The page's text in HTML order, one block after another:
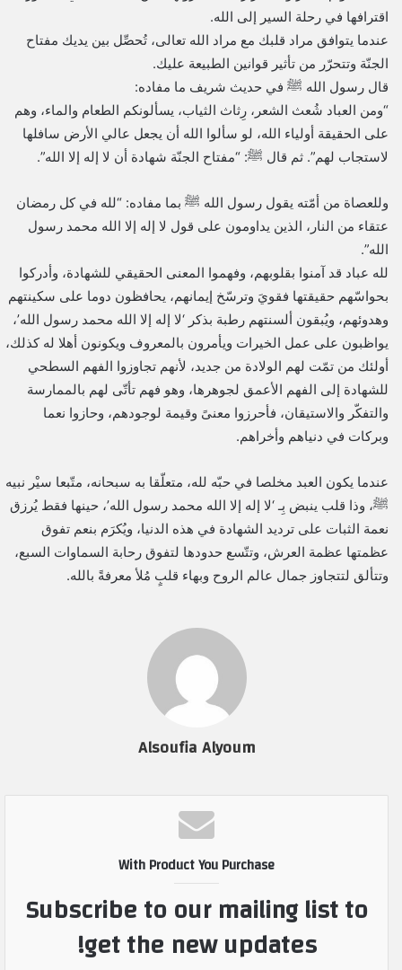
اقترافها في رحلة السير إلى الله.
عندما يتوافق مراد قلبك مع مراد الله تعالى، تُحصِّل بين يديك مفتاح
الجنّة وتتحرّر من تأثير قوانين الطبيعة عليك.
قال رسول الله ﷺ في حديث شريف ما مفاده:
“ومن العباد شُعث الشعر، رِثاث الثياب، يسألونكم الطعام والماء، وهم
على الحقيقة أولياء الله، لو سألوا الله أن يجعل عالي الأرض سافلها
لاستجاب لهم”. ثم قال ﷺ: “مفتاح الجنّة شهادة أن لا إله إلا الله”.
وللعصاة من أمّته يقول رسول الله ﷺ بما مفاده: “لله في كل رمضان
عتقاء من النار، الذين يداومون على قول لا إله إلا الله محمد رسول
الله”.
لله عباد قد آمنوا بقلوبهم، وفهموا المعنى الحقيقي للشهادة، وأدركوا
بحواسّهم حقيقتها فقويَ وترسّخ إيمانهم، يحافظون دوما على سكينتهم
وهدوئهم، ويُبقون ألسنتهم رطبة بذكر ‘لا إله إلا الله محمد رسول الله’،
يواظبون على عمل الخيرات ويأمرون بالمعروف ويكونون أهلا له كذلك،
أولئك من تمّت لهم الولادة من جديد، لأنهم تجاوزوا الفهم السطحي
للشهادة إلى الفهم الأعمق لجوهرها، وهو فهم تأتّى لهم بالممارسة
والتفكّر والاستيقان، فأحرزوا معنىً وقيمة لوجودهم، وحازوا نعما
وبركات في دنياهم وأخراهم.
عندما يكون العبد مخلصا في حبّه لله، متعلّقا به سبحانه، متّبعا سيْر نبيه
ﷺ، وذا قلب ينبض بِـ ‘لا إله إلا الله محمد رسول الله’، حينها فقط يُرزق
نعمة الثبات على ترديد الشهادة في هذه الدنيا، ويُكرَم بنعم تفوق
عظمتها عظمة العرش، وتتّسع حدودها لتفوق رحابة السماوات السبع،
وتتألق لتتجاوز جمال عالم الروح وبهاء قلبٍ مُلأ معرفةً بالله.
Alsoufia Alyoum
With Product You Purchase
Subscribe to our mailing list to
get the new updates!